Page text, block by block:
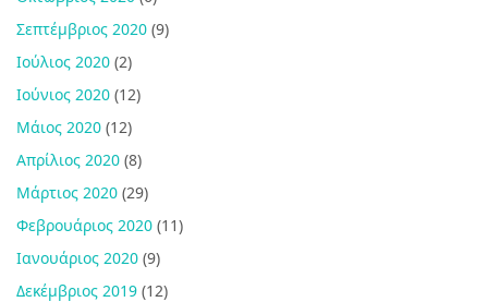
Σεπτέμβριος 2020 (9)
Ιούλιος 2020 (2)
Ιούνιος 2020 (12)
Μάιος 2020 (12)
Απρίλιος 2020 (8)
Μάρτιος 2020 (29)
Φεβρουάριος 2020 (11)
Ιανουάριος 2020 (9)
Δεκέμβριος 2019 (12)